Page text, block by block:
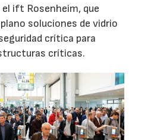
ift Rosenheim, que
soluciones de vidrio
crítica para
críticas.